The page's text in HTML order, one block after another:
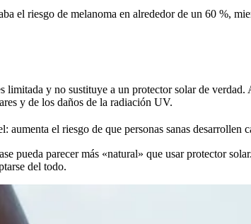
el riesgo de melanoma en alrededor de un 60 %,
y no sustituye a un protector solar de
y de los daños de la radiación UV.
el riesgo de que personas sanas desarrollen
pueda parecer más «natural» que usar protector
del todo.